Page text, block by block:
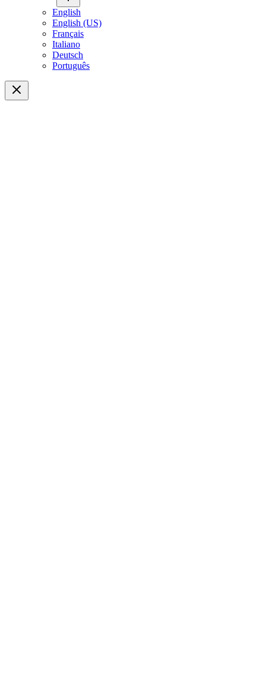
English
English (US)
Français
Italiano
Deutsch
Português